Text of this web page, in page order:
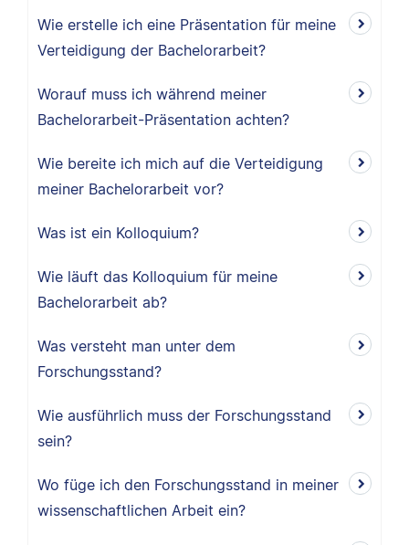
Wie erstelle ich eine Präsentation für meine
Verteidigung der Bachelorarbeit?
Worauf muss ich während meiner
Bachelorarbeit-Präsentation achten?
Wie bereite ich mich auf die Verteidigung
meiner Bachelorarbeit vor?
Was ist ein Kolloquium?
Wie läuft das Kolloquium für meine
Bachelorarbeit ab?
Was versteht man unter dem
Forschungsstand?
Wie ausführlich muss der Forschungsstand
sein?
Wo füge ich den Forschungsstand in meiner
wissenschaftlichen Arbeit ein?